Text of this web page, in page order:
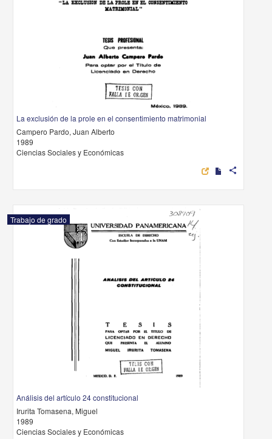
La exclusión de la prole en el consentimiento matrimonial
Campero Pardo, Juan Alberto
1989
Ciencias Sociales y Económicas
share
Trabajo de grado
Análisis del artículo 24 constitucional
Irurita Tomasena, Miguel
1989
Ciencias Sociales y Económicas